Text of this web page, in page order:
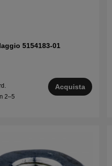
5154183-01
2–5
Acquista